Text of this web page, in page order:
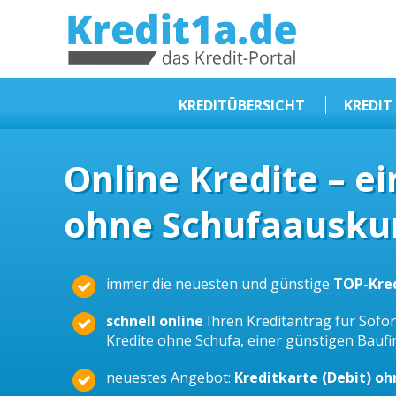
KREDIT1A.DE
KREDITÜBERSICHT
Kredit ohne Schufa
Baufinanzierungen
Kleinkredit
Beamtendarlehen
Online Kredite –
ohne
immer die neuesten und günstige TOP-
schnell online Ihren Kreditantrag für
Kredite ohne Schufa, einer günstigen
neuestes Angebot: Kreditkarte (Debit)